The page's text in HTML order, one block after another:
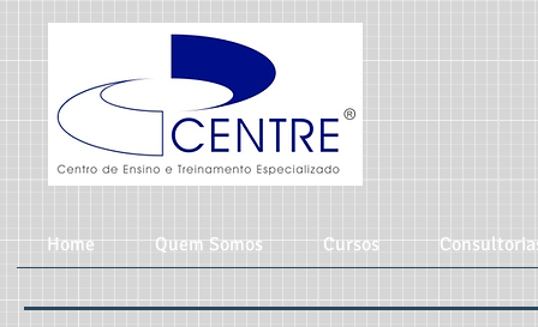
Home Quem Somos Cursos